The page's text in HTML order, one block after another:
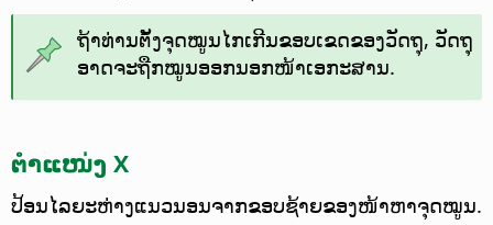
ຖ້າທ່ານຕັ້ງຈຸດໝູນໄກເກີນຂອບເຂດຂອງວັດຖຸ, ວັດຖຸ
ອາດຈະຖືກໝູນອອກນອກໜ້າເອກະສານ.
ຕຳແໜ່ງ X
ປ້ອນໄລຍະຫ່າງແນວນອນຈາກຂອບຊ້າຍຂອງໜ້າຫາຈຸດໝູນ.